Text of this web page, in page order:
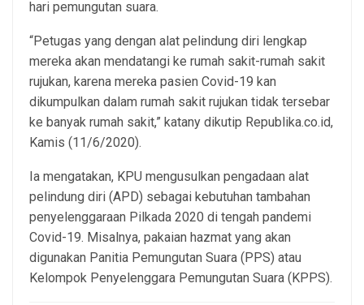
hari pemungutan suara.
“Petugas yang dengan alat pelindung diri lengkap
mereka akan mendatangi ke rumah sakit-rumah sakit
rujukan, karena mereka pasien Covid-19 kan
dikumpulkan dalam rumah sakit rujukan tidak tersebar
ke banyak rumah sakit,” katany dikutip Republika.co.id,
Kamis (11/6/2020).
Ia mengatakan, KPU mengusulkan pengadaan alat
pelindung diri (APD) sebagai kebutuhan tambahan
penyelenggaraan Pilkada 2020 di tengah pandemi
Covid-19. Misalnya, pakaian hazmat yang akan
digunakan Panitia Pemungutan Suara (PPS) atau
Kelompok Penyelenggara Pemungutan Suara (KPPS).